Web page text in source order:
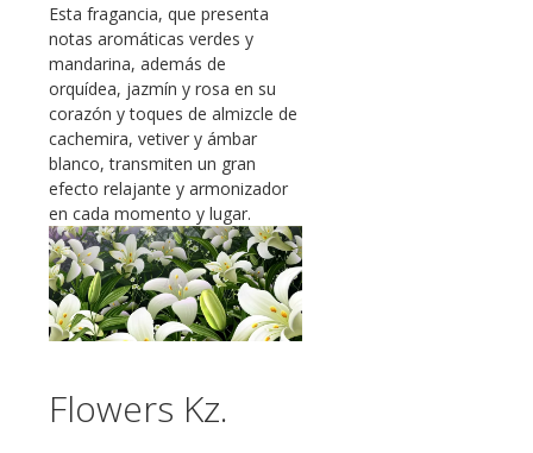
Esta fragancia, que presenta
notas aromáticas verdes y
mandarina, además de
orquídea, jazmín y rosa en su
corazón y toques de almizcle de
cachemira, vetiver y ámbar
blanco, transmiten un gran
efecto relajante y armonizador
en cada momento y lugar.
Flowers Kz.